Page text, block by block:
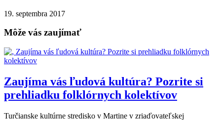
19. septembra 2017
Môže vás zaujímať
Zaujíma vás ľudová kultúra? Pozrite si
prehliadku folklórnych kolektívov
Turčianske kultúrne stredisko v Martine v zriaďovateľskej